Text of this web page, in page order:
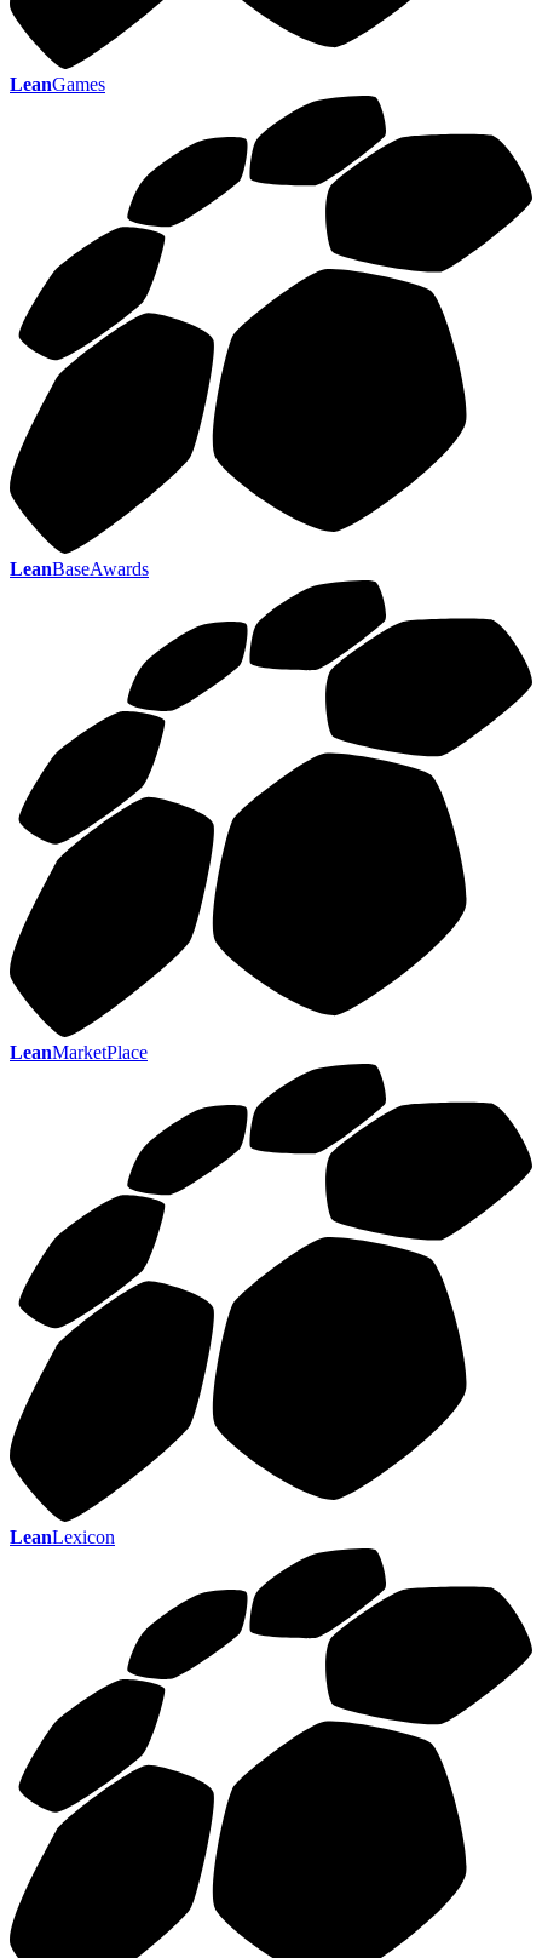
LeanGames
LeanBaseAwards
LeanMarketPlace
LeanLexicon